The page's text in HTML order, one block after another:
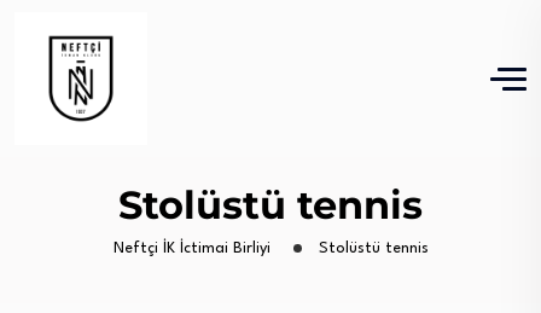
Stolüstü tennis
Neftçi İK İctimai Birliyi Stolüstü tennis